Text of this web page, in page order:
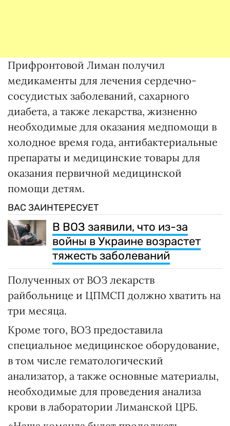
Прифронтовой Лиман получил
медикаменты для лечения сердечно-
сосудистых заболеваний, сахарного
диабета, а также лекарства, жизненно
необходимые для оказания медпомощи в
холодное время года, антибактериальные
препараты и медицинские товары для
оказания первичной медицинской
помощи детям.
ВАС ЗАИНТЕРЕСУЕТ
В ВОЗ заявили, что из-за
войны в Украине возрастет
тяжесть заболеваний
Полученных от ВОЗ лекарств
райбольнице и ЦПМСП должно хватить на
три месяца.
Кроме того, ВОЗ предоставила
специальное медицинское оборудование,
в том числе гематологический
анализатор, а также основные материалы,
необходимые для проведения анализа
крови в лаборатории Лиманской ЦРБ.